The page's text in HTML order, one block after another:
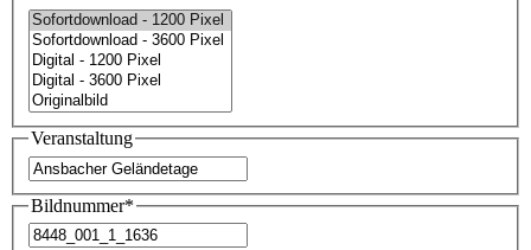
Veranstaltung
Bildnummer*